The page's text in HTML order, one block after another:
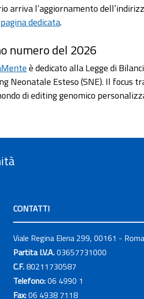
l’aggiornamento
pagina dedicata.
numero del 2026
è dedicato alla Legge di
Esteso (SNE). Il focus
di editing genomico
CONTATTI
Viale Regina Elena 299, 00161 -
Partita I.V.A.03657731000
C.F.80211730587
Telefono:06 4990 1
Fax:06 4938 7118